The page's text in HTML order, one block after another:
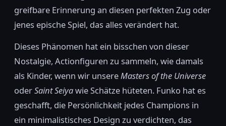
greifbare Erinnerung an diesen perfekten Zug oder
jenes epische Spiel, das alles verändert hat.
Dieses Phänomen hat ein bisschen von dieser
Nostalgie, Actionfiguren zu sammeln, wie damals
als Kinder, wenn wir unsereMasters of the Universe
oderSaint Seiyawie Schätze hüteten. Funko hat es
geschafft, die Persönlichkeit jedes Champions in
ein minimalistisches Design zu verdichten, das